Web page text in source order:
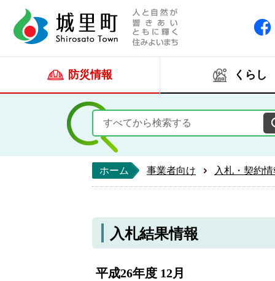
防災情報 くらし
ホーム 事業者向け 入札・契約
入札結果情報
平成26年度 12月